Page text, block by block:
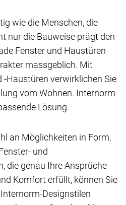
wie die Menschen, die
nur die Bauweise prägt den
Fenster und Haustüren
massgeblich. Mit
-Haustüren verwirklichen Sie
vom Wohnen. Internorm
Lösung.
an Möglichkeiten in Form,
und
die genau Ihre Ansprüche
Komfort erfüllt, können Sie
Designstilen